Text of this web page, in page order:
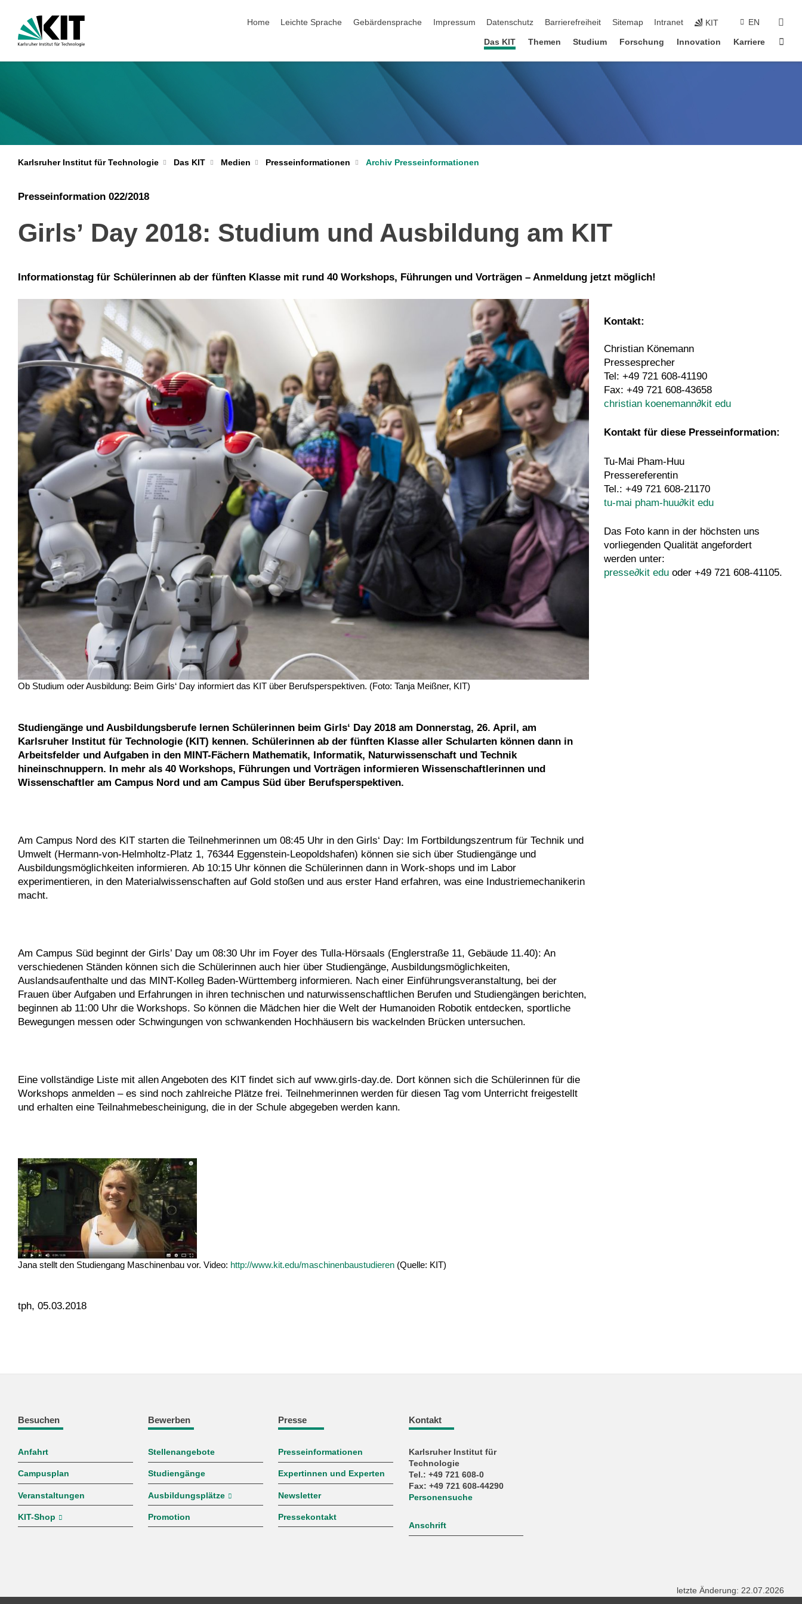
Home
Leichte Sprache Gebärdensprache Impressum Datenschutz Barrierefreiheit Sitemap Intranet KIT EN
Das KIT Themen Studium Forschung Innovation Karriere
Karlsruher Institut für Technologie Das KIT Medien Presseinformationen Archiv Presseinformationen
Presseinformation 022/2018
Girlsʼ Day 2018: Studium und Ausbildung am KIT
Informationstag für Schülerinnen ab der fünften Klasse mit rund 40 Workshops, Führungen und Vorträgen – Anmeldung jetzt möglich!
Ob Studium oder Ausbildung: Beim Girls‘ Day informiert das KIT über Berufsperspektiven. (Foto: Tanja Meißner, KIT)
Studiengänge und Ausbildungsberufe lernen Schülerinnen beim Girls‘ Day 2018 am Donnerstag, 26. April, am
Karlsruher Institut für Technologie (KIT) kennen. Schülerinnen ab der fünften Klasse aller Schularten können dann in
Arbeitsfelder und Aufgaben in den MINT-Fächern Mathematik, Informatik, Naturwissenschaft und Technik
hineinschnuppern. In mehr als 40 Workshops, Führungen und Vorträgen informieren Wissenschaftlerinnen und
Wissenschaftler am Campus Nord und am Campus Süd über Berufsperspektiven.
Am Campus Nord des KIT starten die Teilnehmerinnen um 08:45 Uhr in den Girls‘ Day: Im Fortbildungszentrum für Technik und
Umwelt (Hermann-von-Helmholtz-Platz 1, 76344 Eggenstein-Leopoldshafen) können sie sich über Studiengänge und
Ausbildungsmöglichkeiten informieren. Ab 10:15 Uhr können die Schülerinnen dann in Work-shops und im Labor
experimentieren, in den Materialwissenschaften auf Gold stoßen und aus erster Hand erfahren, was eine Industriemechanikerin
macht.
Am Campus Süd beginnt der Girls’ Day um 08:30 Uhr im Foyer des Tulla-Hörsaals (Englerstraße 11, Gebäude 11.40): An
verschiedenen Ständen können sich die Schülerinnen auch hier über Studiengänge, Ausbildungsmöglichkeiten,
Auslandsaufenthalte und das MINT-Kolleg Baden-Württemberg informieren. Nach einer Einführungsveranstaltung, bei der
Frauen über Aufgaben und Erfahrungen in ihren technischen und naturwissenschaftlichen Berufen und Studiengängen berichten,
beginnen ab 11:00 Uhr die Workshops. So können die Mädchen hier die Welt der Humanoiden Robotik entdecken, sportliche
Bewegungen messen oder Schwingungen von schwankenden Hochhäusern bis wackelnden Brücken untersuchen.
Eine vollständige Liste mit allen Angeboten des KIT findet sich auf www.girls-day.de. Dort können sich die Schülerinnen für die
Workshops anmelden – es sind noch zahlreiche Plätze frei. Teilnehmerinnen werden für diesen Tag vom Unterricht freigestellt
und erhalten eine Teilnahmebescheinigung, die in der Schule abgegeben werden kann.
Jana stellt den Studiengang Maschinenbau vor. Video: http://www.kit.edu/maschinenbaustudieren(Quelle: KIT)
tph, 05.03.2018
Kontakt:
Christian Könemann
Pressesprecher
Tel: +49 721 608-41190
Fax: +49 721 608-43658
christian koenemann∂kit edu
Kontakt für diese Presseinformation:
Tu-Mai Pham-Huu
Pressereferentin
Tel.: +49 721 608-21170
tu-mai pham-huu∂kit edu
Das Foto kann in der höchsten uns
vorliegenden Qualität angefordert
werden unter:
presse∂kit edu oder +49 721 608-41105.
Besuchen
Anfahrt
Campusplan
Veranstaltungen
KIT-Shop
Bewerben
Stellenangebote
Studiengänge
Ausbildungsplätze
Promotion
Presse
Presseinformationen
Expertinnen und Experten
Newsletter
Pressekontakt
Kontakt
Karlsruher Institut für
Technologie
Tel.: +49 721 608-0
Fax: +49 721 608-44290
Personensuche
Anschrift
letzte Änderung: 22.07.2026